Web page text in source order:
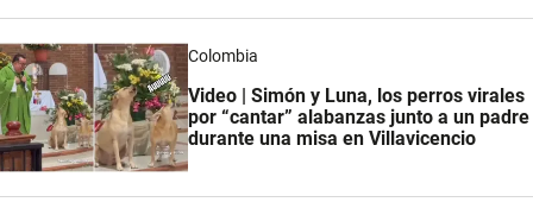
Colombia
Video | Simón y Luna, los perros virales
por “cantar” alabanzas junto a un padre
durante una misa en Villavicencio